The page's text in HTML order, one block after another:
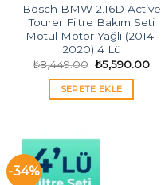
Bosch BMW 2.16D Active
Tourer Filtre Bakım Seti
Motul Motor Yağlı (2014-
2020) 4 Lü
₺8,449.00 Orijinal
fiyat:
₺8,449.00.
₺5,590.00Şu
SEPETE EKLE
-34%